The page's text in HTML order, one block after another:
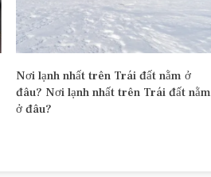
Nơi lạnh nhất trên Trái đất nằm ở
đâu? Nơi lạnh nhất trên Trái đất nằm
ở đâu?